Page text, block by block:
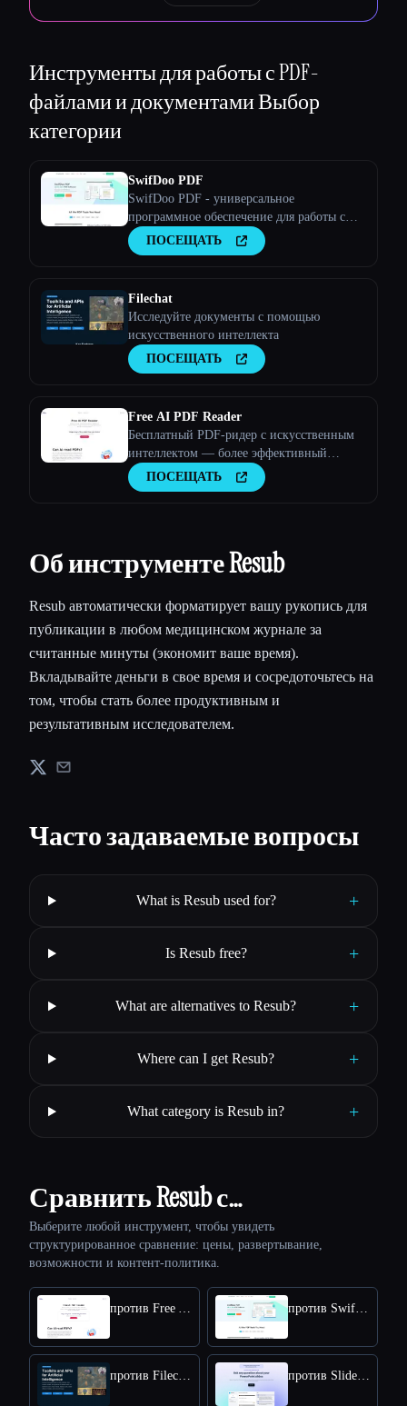
Инструменты для работы с PDF-
файлами и документамиВыбор
категории
SwifDoo PDF
SwifDoo PDF - универсальное
программное обеспечение для работы с
PDF-файлами Идеальное решение для
ваших PDF-документов Просматривайте,
ПОСЕЩАТЬ
Filechat
Исследуйте документы с помощью
искусственного интеллекта
ПОСЕЩАТЬ
Free AI PDF Reader
Бесплатный PDF-ридер с искусственным
интеллектом — более эффективный
способ понять любой PDF-файл
ПОСЕЩАТЬ
Об инструменте Resub
Resub автоматически форматирует вашу рукопись для
публикации в любом медицинском журнале за
считанные минуты (экономит ваше время).
Вкладывайте деньги в свое время и сосредоточьтесь на
том, чтобы стать более продуктивным и
результативным исследователем.
Часто задаваемые вопросы
What is Resub used for? +
Is Resub free? +
What are alternatives to Resub? +
Where can I get Resub? +
What category is Resub in? +
Сравнить Resub с…
Выберите любой инструмент, чтобы увидеть
структурированное сравнение: цены, развертывание,
возможности и контент-политика.
против Free AI PDF Reader против SwifDoo PDF
против Filechat против SlideSpeak